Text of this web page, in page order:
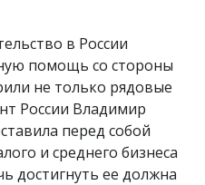
в России
помощь со стороны
не только рядовые
России Владимир
перед собой
и среднего бизнеса
достигнуть ее должна